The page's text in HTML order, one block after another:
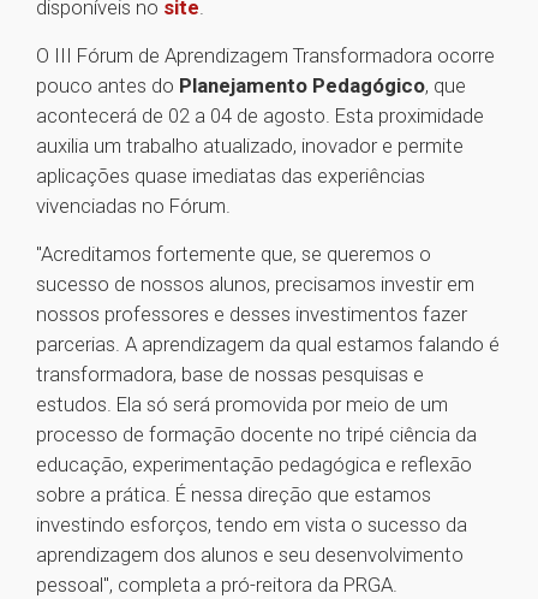
disponíveis no site.
O III Fórum de Aprendizagem Transformadora ocorre
pouco antes do Planejamento Pedagógico, que
acontecerá de 02 a 04 de agosto. Esta proximidade
auxilia um trabalho atualizado, inovador e permite
aplicações quase imediatas das experiências
vivenciadas no Fórum.
"Acreditamos fortemente que, se queremos o
sucesso de nossos alunos, precisamos investir em
nossos professores e desses investimentos fazer
parcerias. A aprendizagem da qual estamos falando é
transformadora, base de nossas pesquisas e
estudos. Ela só será promovida por meio de um
processo de formação docente no tripé ciência da
educação, experimentação pedagógica e reflexão
sobre a prática. É nessa direção que estamos
investindo esforços, tendo em vista o sucesso da
aprendizagem dos alunos e seu desenvolvimento
pessoal", completa a pró-reitora da PRGA.